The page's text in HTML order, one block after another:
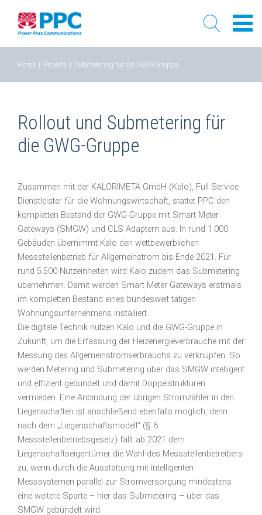
content
Home Projekte Submetering für die GWG-Gruppe
Rollout und Submetering für
die GWG-Gruppe
Zusammen mit der KALORIMETA GmbH (Kalo), Full Service
Dienstleister für die Wohnungswirtschaft, stattet PPC den
kompletten Bestand der GWG-Gruppe mit Smart Meter
Gateways (SMGW) und CLS Adaptern aus. In rund 1.000
Gebäuden übernimmt Kalo den wettbewerblichen
Messstellenbetrieb für Allgemeinstrom bis Ende 2021. Für
rund 5.500 Nutzeinheiten wird Kalo zudem das Submetering
übernehmen. Damit werden Smart Meter Gateways erstmals
im kompletten Bestand eines bundesweit tätigen
Wohnungsunternehmens installiert.
Die digitale Technik nutzen Kalo und die GWG-Gruppe in
Zukunft, um die Erfassung der Heizenergieverbräuche mit der
Messung des Allgemeinstromverbrauchs zu verknüpfen. So
werden Metering und Submetering über das SMGW intelligent
und effizient gebündelt und damit Doppelstrukturen
vermieden. Eine Anbindung der übrigen Stromzähler in den
Liegenschaften ist anschließend ebenfalls möglich, denn
nach dem „Liegenschaftsmodell“ (§ 6
Messstellenbetriebsgesetz) fällt ab 2021 dem
Liegenschaftseigentümer die Wahl des Messstellenbetreibers
zu, wenn durch die Ausstattung mit intelligenten
Messsystemen parallel zur Stromversorgung mindestens
eine weitere Sparte – hier das Submetering – über das
SMGW gebündelt wird.